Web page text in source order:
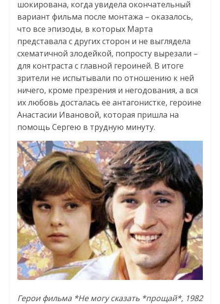
шокирована, когда увидела окончательный
вариант фильма после монтажа – оказалось,
что все эпизоды, в которых Марта
представала с других сторон и не выглядела
схематичной злодейкой, попросту вырезали –
для контраста с главной героиней. В итоге
зрители не испытывали по отношению к ней
ничего, кроме презрения и негодования, а вся
их любовь досталась ее антагонистке, героине
Анастасии Ивановой, которая пришла на
помощь Сергею в трудную минуту.
Герои фильма *Не могу сказать *прощай*, 1982